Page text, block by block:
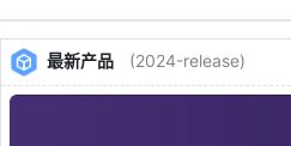
最新产品 (2024-release)